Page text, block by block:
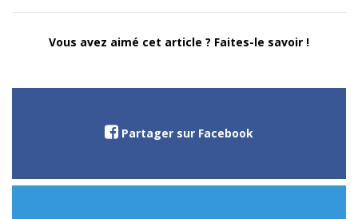
Vous avez aimé cet article ? Faites-le savoir !
Partager sur Facebook